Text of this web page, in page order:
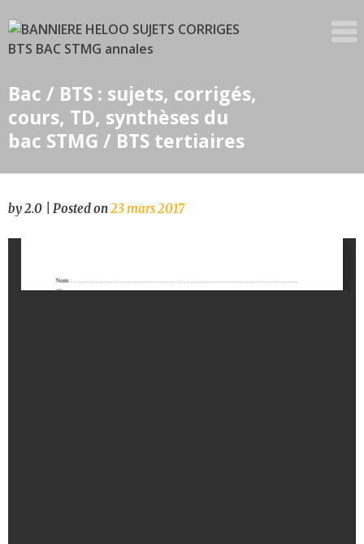
to
content
Bac / BTS : sujets, corrigés,
cours, TD, synthèses du
bac STMG / BTS tertiaires
by2.0 Posted on23 mars 2017